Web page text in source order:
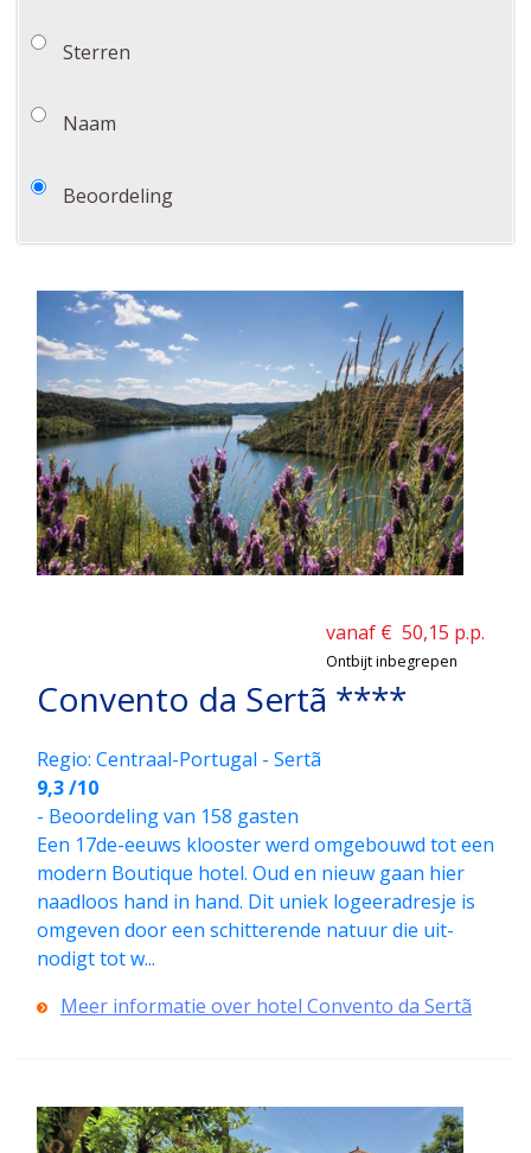
Sterren
Naam
Beoordeling
vanaf € 50,15 p.p.
Ontbijt inbegrepen
Convento da Sertã ****
Regio: Centraal-Portugal - Sertã
9,3 /10
- Beoordeling van 158 gasten
Een 17de-eeuws klooster werd omgebouwd tot een
modern Boutique hotel. Oud en nieuw gaan hier
naadloos hand in hand. Dit uniek logeeradresje is
omgeven door een schitterende natuur die uit­
nodigt tot w...
Meer informatie over hotel Convento da Sertã